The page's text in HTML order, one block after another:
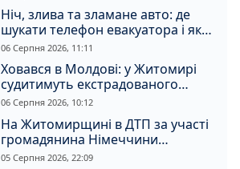
Ніч, злива та зламане авто: де
шукати телефон евакуатора і як
не натрапити на аферистів
06 Серпня 2026, 11:11
Ховався в Молдові: у Житомирі
судитимуть екстрадованого
іноземця за сурогатний спирт і
06 Серпня 2026, 10:12
На Житомирщині в ДТП за участі
громадянина Німеччини
постраждали двоє людей
05 Серпня 2026, 22:09